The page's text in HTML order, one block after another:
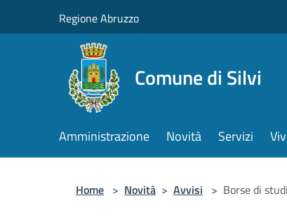
Regione Abruzzo
Comune di Silvi
Amministrazione Novità Servizi
Home > Novità > Avvisi > Borse di